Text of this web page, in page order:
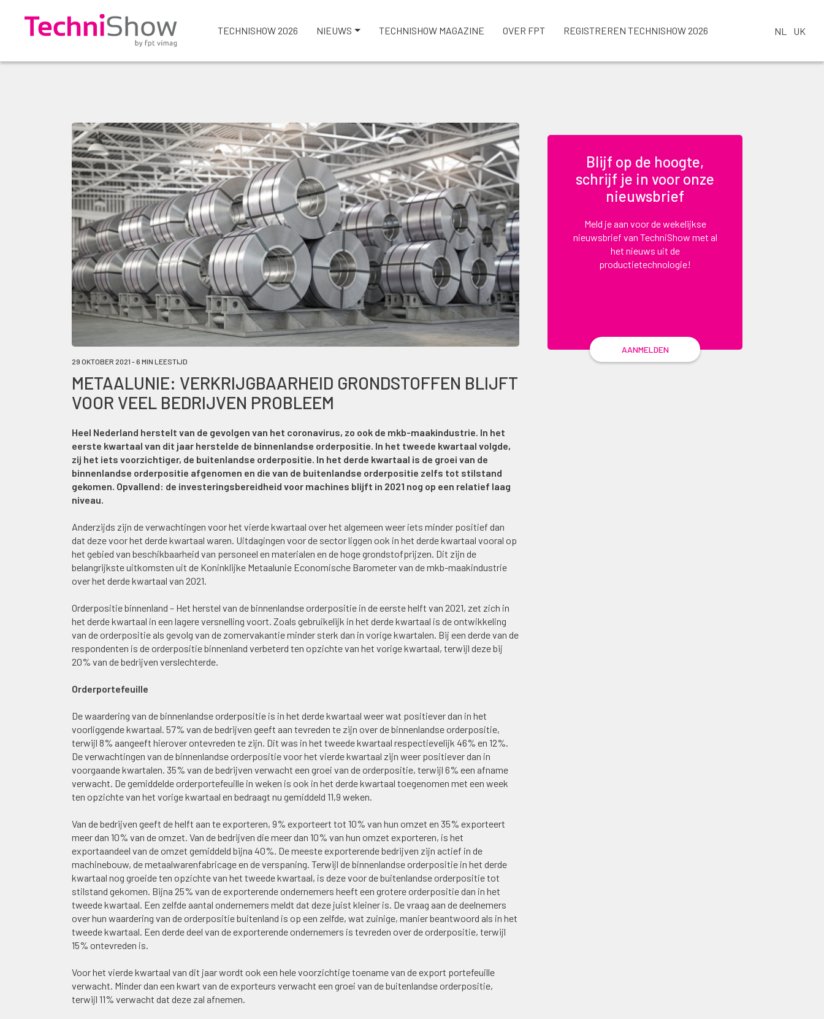
TECHNISHOW 2026 NIEUWS TECHNISHOW MAGAZINE OVER FPT REGISTREREN TECHNISHOW 2026 NL UK
29 OKTOBER 2021 - 6 MIN LEESTIJD
METAALUNIE: VERKRIJGBAARHEID GRONDSTOFFEN BLIJFT
VOOR VEEL BEDRIJVEN PROBLEEM
Heel Nederland herstelt van de gevolgen van het coronavirus, zo ook de mkb-maakindustrie. In het
eerste kwartaal van dit jaar herstelde de binnenlandse orderpositie. In het tweede kwartaal volgde,
zij het iets voorzichtiger, de buitenlandse orderpositie. In het derde kwartaal is de groei van de
binnenlandse orderpositie afgenomen en die van de buitenlandse orderpositie zelfs tot stilstand
gekomen. Opvallend: de investeringsbereidheid voor machines blijft in 2021 nog op een relatief laag
niveau.
Anderzijds zijn de verwachtingen voor het vierde kwartaal over het algemeen weer iets minder positief dan
dat deze voor het derde kwartaal waren. Uitdagingen voor de sector liggen ook in het derde kwartaal vooral op
het gebied van beschikbaarheid van personeel en materialen en de hoge grondstofprijzen. Dit zijn de
belangrijkste uitkomsten uit de Koninklijke Metaalunie Economische Barometer van de mkb-maakindustrie
over het derde kwartaal van 2021.
Orderpositie binnenland – Het herstel van de binnenlandse orderpositie in de eerste helft van 2021, zet zich in
het derde kwartaal in een lagere versnelling voort. Zoals gebruikelijk in het derde kwartaal is de ontwikkeling
van de orderpositie als gevolg van de zomervakantie minder sterk dan in vorige kwartalen. Bij een derde van de
respondenten is de orderpositie binnenland verbeterd ten opzichte van het vorige kwartaal, terwijl deze bij
20% van de bedrijven verslechterde.
Orderportefeuille
De waardering van de binnenlandse orderpositie is in het derde kwartaal weer wat positiever dan in het
voorliggende kwartaal. 57% van de bedrijven geeft aan tevreden te zijn over de binnenlandse orderpositie,
terwijl 8% aangeeft hierover ontevreden te zijn. Dit was in het tweede kwartaal respectievelijk 46% en 12%.
De verwachtingen van de binnenlandse orderpositie voor het vierde kwartaal zijn weer positiever dan in
voorgaande kwartalen. 35% van de bedrijven verwacht een groei van de orderpositie, terwijl 6% een afname
verwacht. De gemiddelde orderportefeuille in weken is ook in het derde kwartaal toegenomen met een week
ten opzichte van het vorige kwartaal en bedraagt nu gemiddeld 11,9 weken.
Van de bedrijven geeft de helft aan te exporteren, 9% exporteert tot 10% van hun omzet en 35% exporteert
meer dan 10% van de omzet. Van de bedrijven die meer dan 10% van hun omzet exporteren, is het
exportaandeel van de omzet gemiddeld bijna 40%. De meeste exporterende bedrijven zijn actief in de
machinebouw, de metaalwarenfabricage en de verspaning. Terwijl de binnenlandse orderpositie in het derde
kwartaal nog groeide ten opzichte van het tweede kwartaal, is deze voor de buitenlandse orderpositie tot
stilstand gekomen. Bijna 25% van de exporterende ondernemers heeft een grotere orderpositie dan in het
tweede kwartaal. Een zelfde aantal ondernemers meldt dat deze juist kleiner is. De vraag aan de deelnemers
over hun waardering van de orderpositie buitenland is op een zelfde, wat zuinige, manier beantwoord als in het
tweede kwartaal. Een derde deel van de exporterende ondernemers is tevreden over de orderpositie, terwijl
15% ontevreden is.
Voor het vierde kwartaal van dit jaar wordt ook een hele voorzichtige toename van de export portefeuille
verwacht. Minder dan een kwart van de exporteurs verwacht een groei van de buitenlandse orderpositie,
terwijl 11% verwacht dat deze zal afnemen.
Blijf op de hoogte,
schrijf je in voor onze
nieuwsbrief
Meld je aan voor de wekelijkse
nieuwsbrief van TechniShow met al
het nieuws uit de
productietechnologie!
AANMELDEN